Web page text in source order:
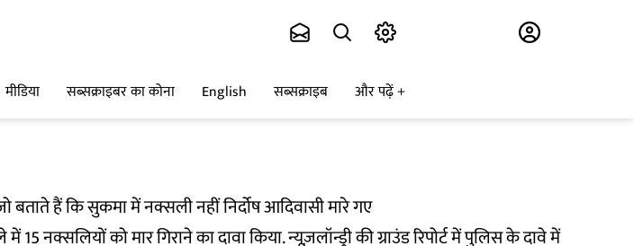
मीडिया सब्सक्राइबर का कोना English सब्सक्राइब और पढ़ें
बताते हैं कि सुकमा में नक्सली नहीं निर्दोष आदिवासी मारे गए
नक्सलियों को मार गिराने का दावा किया. न्यूज़लॉन्ड्री की ग्राउंड रिपोर्ट में पुलिस के दावे में